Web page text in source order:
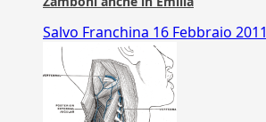
Salvo Franchina 16 Febbraio 2011